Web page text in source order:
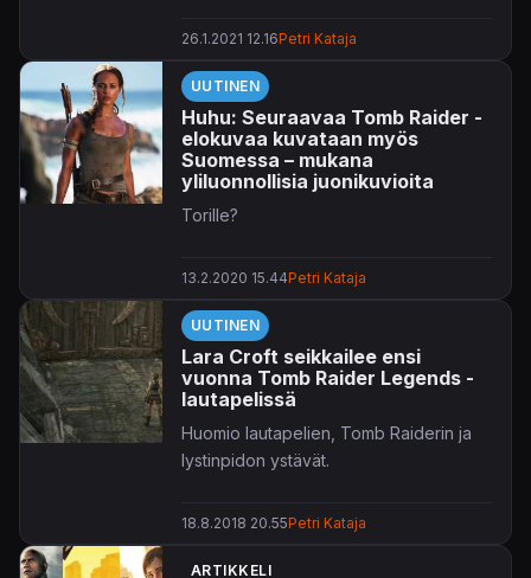
26.1.2021 12.16Petri Kataja
UUTINEN
Huhu: Seuraavaa Tomb Raider -
elokuvaa kuvataan myös
Suomessa – mukana
yliluonnollisia juonikuvioita
Torille?
13.2.2020 15.44Petri Kataja
UUTINEN
Lara Croft seikkailee ensi
vuonna Tomb Raider Legends -
lautapelissä
Huomio lautapelien, Tomb Raiderin ja
lystinpidon ystävät.
18.8.2018 20.55Petri Kataja
ARTIKKELI